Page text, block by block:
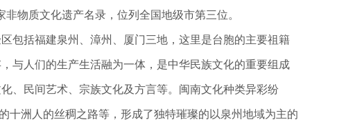
物质文化遗产名录，位列全国地级市第三位。
包括福建泉州、漳州、厦门三地，这里是台胞的主要祖籍
与人们的生产生活融为一体，是中华民族文化的重要组成
、民间艺术、宗族文化及方言等。闽南文化种类异彩纷
十洲人的丝稠之路等，形成了独特璀璨的以泉州地域为主的